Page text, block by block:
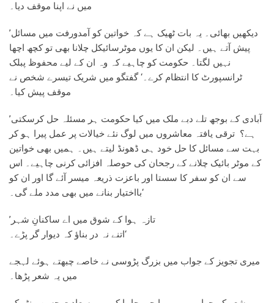
میں نے اپنا موقف دیا۔
’دیکھیں بھائی۔ یہ بات ٹھیک ہے کہ خواتین کو آمدورفت میں مسائل
پیش آتے ہیں۔ لیکن ان کا یوں موٹرسائیکل چلانا بھی تو کچھ اچھا
نہیں لگتا۔ حکومت کو چاہیے کہ وہ ان کے لیے محفوظ پبلک
ٹرانسپورٹ کا انتظام کرے۔‘ گفتگو میں شریک تیسرے شخص نے
موقف پیش کیا۔
’آبادی کے بوجھ تلے دبے ملک میں کیا حکومت ہر مسئلہ حل کرسکتی
ہے؟ ترقی یافتہ معاشروں میں لوگ نئے خیالات پر عمل پیرا ہو کر
بہت سے مسائل کا حل خود ہی ڈھونڈ لیتے ہیں۔ ہمیں بھی خواتین
کے موٹر بائیک چلانے کے رجحان کی حوصلہ افزائی کرنی چاہیے۔ اس
سے ان کو سفر کا سستا اور باعزت ذریعہ میسر آئے گا اور ان کو
بااختیار بنانے میں بھی مدد ملے گی۔‘
اتنے نہ در بناؤ کہ دیوار گر پڑے۔‘
میری تجویز کے جواب میں بزرگ پڑوسی نے خاصے چبھتے ہوئے لہجے